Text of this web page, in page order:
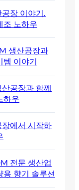
장 이야기.
조 노하우
생산공장과
이야기
공장과 함께
하우
장에서 시작하
전문 생산업
용 향기 솔루션